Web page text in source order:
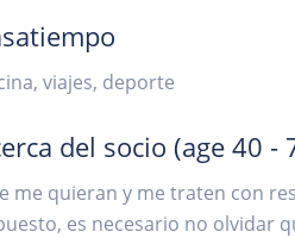
viajes, deporte
del socio (age 40 -
me quieran y me traten con
es necesario no olvidar